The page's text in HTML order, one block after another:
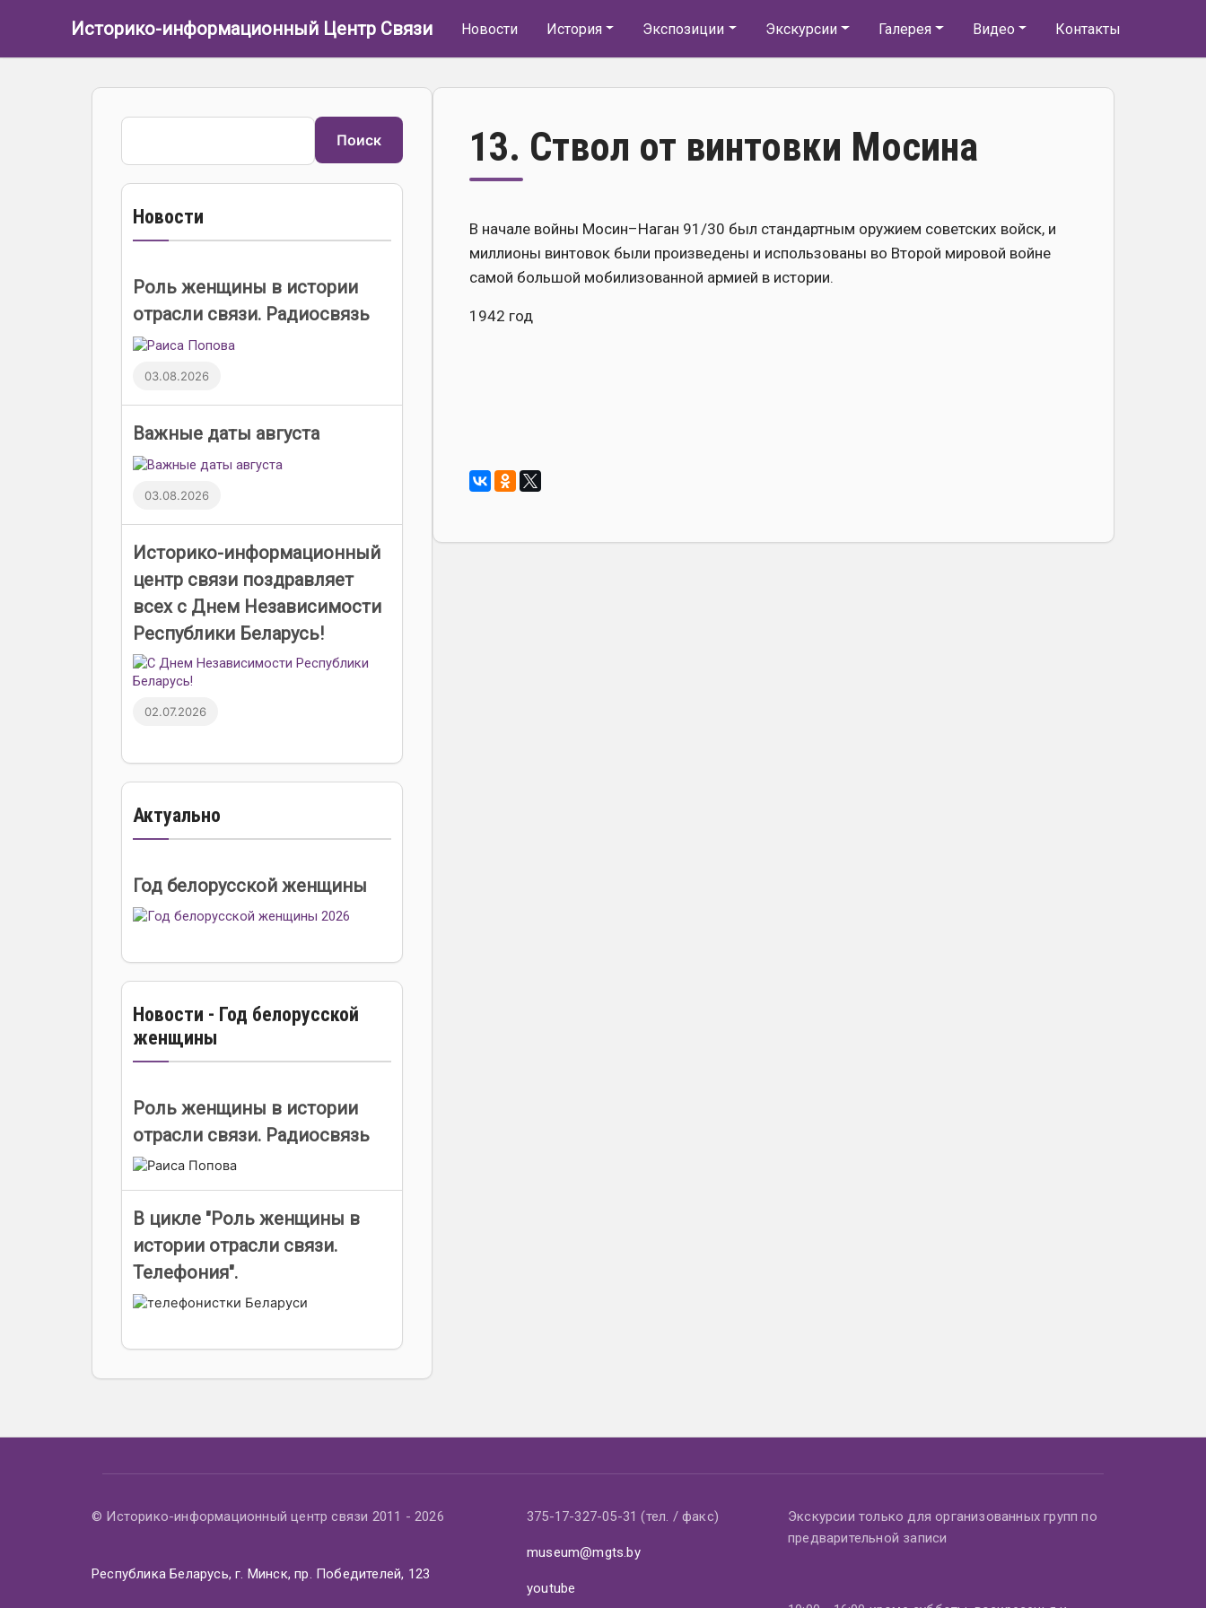
Историко-информационный Центр Связи Основная навигация
Новости История Экспозиции Экскурсии Галерея Видео Контакты
13. Ствол от винтовки Мосина
В начале войны Мосин–Наган 91/30 был стандартным оружием советских войск, и
миллионы винтовок были произведены и использованы во Второй мировой войне
самой большой мобилизованной армией в истории.
1942 год
Поиск
Поиск
Новости
Роль женщины в истории
отрасли связи. Радиосвязь
03.08.2026
Важные даты августа
03.08.2026
Историко-информационный
центр связи поздравляет
всех с Днем Независимости
Республики Беларусь!
02.07.2026
Актуально
Год белорусской женщины
Новости - Год белорусской
женщины
Роль женщины в истории
отрасли связи. Радиосвязь
В цикле "Роль женщины в
истории отрасли связи.
Телефония".
© Историко-информационный центр связи 2011 - 2026
Республика Беларусь, г. Минск, пр. Победителей, 123
375-17-327-05-31 (тел. / факс)
museum@mgts.by
youtube
Экскурсии только для организованных групп по
предварительной записи